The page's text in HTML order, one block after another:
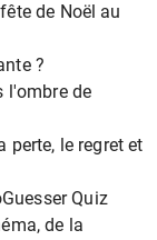
de Noël au
?
l'ombre de
perte, le regret et
Quiz
de la